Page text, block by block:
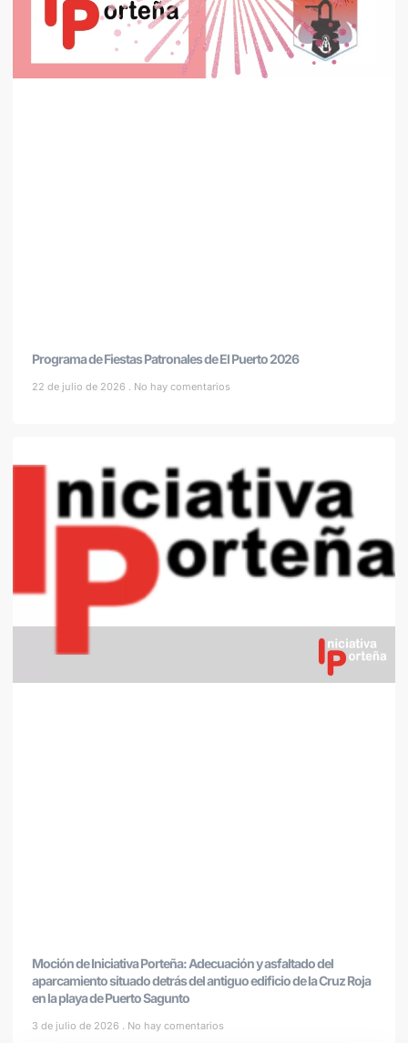
Programa de Fiestas Patronales de El Puerto 2026
22 de julio de 2026 No hay comentarios
Moción de Iniciativa Porteña: Adecuación y asfaltado del
aparcamiento situado detrás del antiguo edificio de la Cruz Roja
en la playa de Puerto Sagunto
3 de julio de 2026 No hay comentarios